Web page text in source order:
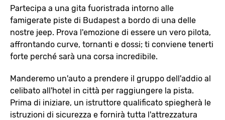
Partecipa a una gita fuoristrada intorno alle
famigerate piste di Budapest a bordo di una delle
nostre jeep. Prova l'emozione di essere un vero pilota,
affrontando curve, tornanti e dossi; ti conviene tenerti
forte perché sarà una corsa incredibile.
Manderemo un'auto a prendere il gruppo dell'addio al
celibato all'hotel in città per raggiungere la pista.
Prima di iniziare, un istruttore qualificato spiegherà le
istruzioni di sicurezza e fornirà tutta l'attrezzatura